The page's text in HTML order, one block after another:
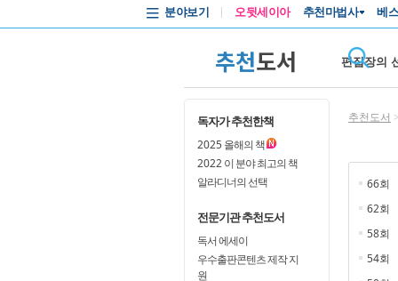
분야보기 오뒷세이아 추천마법사 베
추천도서 편집장의
독자가 추천한책
2025올해의 책
2022이 분야 최고의 책
알라디너의 선택
전문기관 추천도서
독서 에세이
우수출판콘텐츠 제작 지
원
추천도서
66회
62회
58회
54회